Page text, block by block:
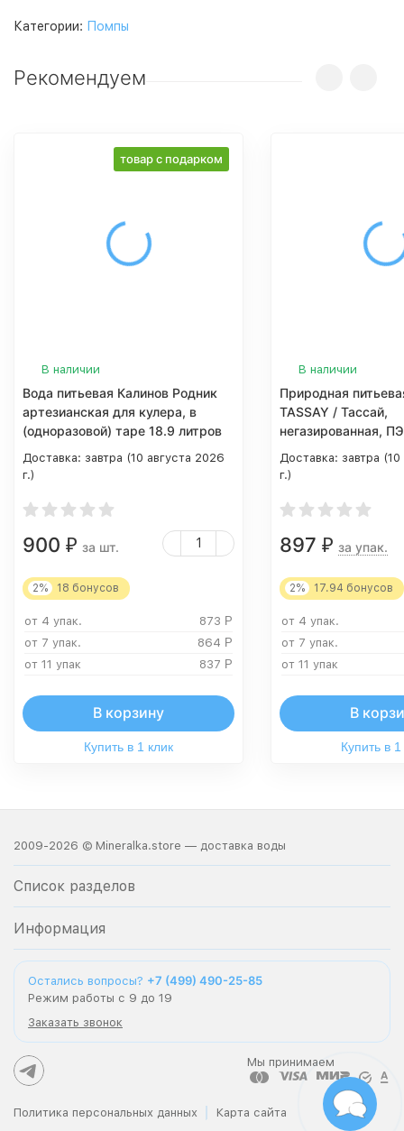
Категории: Помпы
Рекомендуем
товар с подарком
В наличии
Вода питьевая Калинов Родник
артезианская для кулера, в
(одноразовой) таре 18.9 литров
Доставка: завтра (10 августа 2026
г.)
900 ₽ за шт.
2% 18 бонусов
от 4 упак. 873 Р
от 7 упак.
864 Р
от 11 упак
837 Р
В корзину
Купить в 1 клик
В наличии
Природная
TASSAY / Тассай,
негазированная,
Доставка: завтра
г.)
897 ₽ за упак.
2% 17.94 бонусов
от 4 упак.
от 7 упак.
от 11 упак
В
Купить в 1
2009-2026 © Mineralka.store — доставка воды
Список разделов
Информация
Остались вопросы? +7 (499) 490-25-85
Режим работы с 9 до 19
Заказать звонок
Мы принимаем
Политика персональных данных Карта сайта